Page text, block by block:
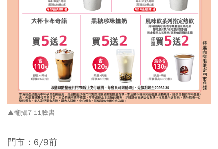
▲翻攝7-11臉書
門市：6/9前